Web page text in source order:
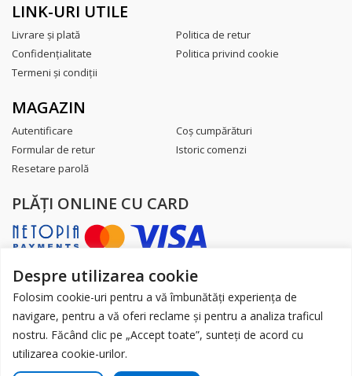
Despre utilizarea cookie
Folosim cookie-uri pentru a vă îmbunătăți experiența de
navigare, pentru a vă oferi reclame și pentru a analiza traficul
nostru. Făcând clic pe „Accept toate”, sunteți de acord cu
utilizarea cookie-urilor.
LINK-URI UTILE
Livrare şi plată
Politica de retur
Confidenţialitate
Politica privind cookie
Termeni şi condiţii
MAGAZIN
Autentificare
Coş cumpărături
Formular de retur
Istoric comenzi
Resetare parolă
PLĂŢI ONLINE CU CARD
AUTORITATEA NAȚIONALĂ PENTRU
PROTECȚIA CONSUMATORILOR